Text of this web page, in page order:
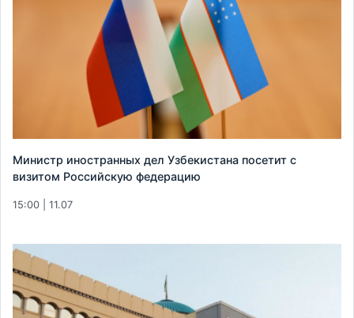
Министр иностранных дел Узбекистана посетит с
визитом Российскую федерацию
15:00 | 11.07